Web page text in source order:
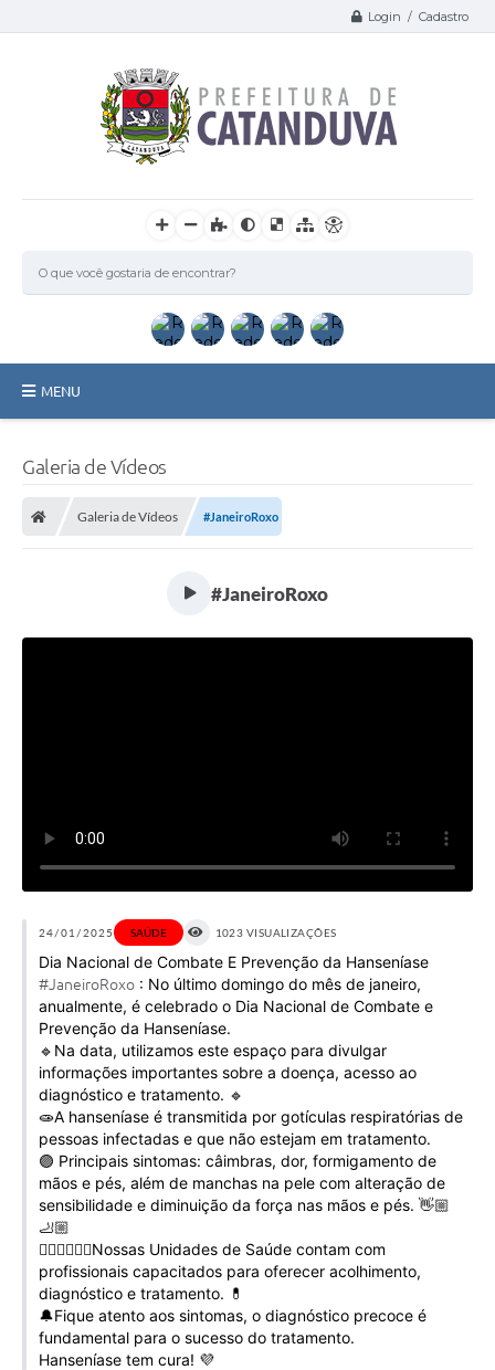
Login / Cadastro
MENU
Arquivos para Download
Notícias
Obras
Galeria de Vídeos
Projetos
Links
Telefones Úteis
A Prefeitura
Enquete
Agenda
SIC
Galeria de Vídeos
Galeria de Vídeos #JaneiroRoxo
#JaneiroRoxo
24/01/2025 SAÚDE 1023 VISUALIZAÇÕES
Dia Nacional de Combate E Prevenção da Hanseníase
#JaneiroRoxo : No último domingo do mês de janeiro,
anualmente, é celebrado o Dia Nacional de Combate e
Prevenção da Hanseníase.
🔹Na data, utilizamos este espaço para divulgar
informações importantes sobre a doença, acesso ao
diagnóstico e tratamento. 🔹
🧫A hanseníase é transmitida por gotículas respiratórias de
pessoas infectadas e que não estejam em tratamento.
🟣 Principais sintomas: câimbras, dor, formigamento de
mãos e pés, além de manchas na pele com alteração de
sensibilidade e diminuição da força nas mãos e pés. 👋🏼
🦶🏼
👩🏻‍⚕️🧑🏻‍⚕️Nossas Unidades de Saúde contam com
profissionais capacitados para oferecer acolhimento,
diagnóstico e tratamento. 💊
🔔Fique atento aos sintomas, o diagnóstico precoce é
fundamental para o sucesso do tratamento.
Hanseníase tem cura! 💜